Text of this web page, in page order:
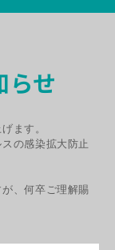
らせ
ます。
の感染拡大防止
、何卒ご理解賜